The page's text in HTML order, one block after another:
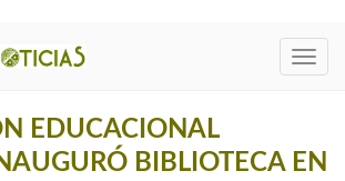
EDUCACIONAL
BIBLIOTECA EN